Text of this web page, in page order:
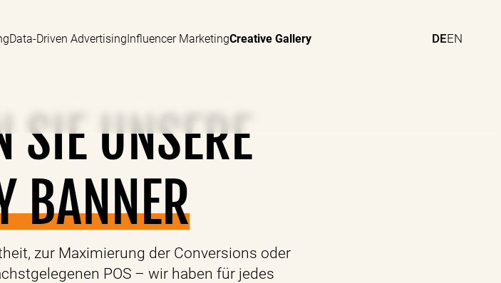
Data-Driven AdvertisingInfluencer MarketingCreative Gallery DEEN
SIE UNSERE
BANNER
zur Maximierung der Conversions oder
POS – wir haben für jedes